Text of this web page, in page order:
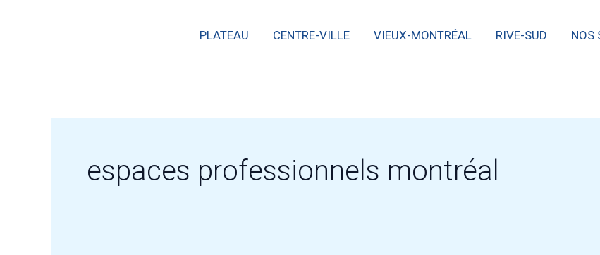
PLATEAU CENTRE-VILLE VIEUX-MONTRÉAL RIVE-SUD NOS
espaces professionnels montréal